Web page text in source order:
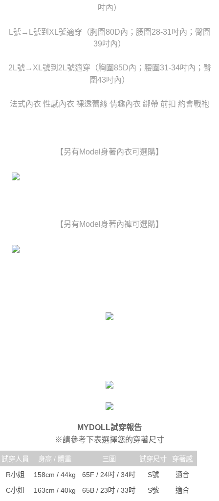
時審查核予不同之上限額度；若仍有額度不足之情形，本公司將視審查結果
恩沛科技股份有限公司將有權停止該用戶之使用額度並採取法律行動。
每筆NT$80，滿NT$6,000(含以上)免運費
貨到付款(新竹貨運)
吋內）
L號→L號到XL號適穿（胸圍80D內；腰圍28-31吋內；臀圍
39吋內）
2L號→XL號到2L號適穿（胸圍85D內；腰圍31-34吋內；臀
圍43吋內）
法式內衣 性感內衣 裸透蕾絲 情趣內衣 綁帶 前扣 約會戰袍
【另有Model身著內衣可選購】
【另有Model身著內褲可選購】
MYDOLL試穿報告
※請參考下表選擇您的穿著尺寸
試穿人員 身高 / 體重 三圍 試穿尺寸
穿著感
R小姐
158cm / 44kg 65F / 24吋 / 34吋 S號
適合
C小姐
163cm / 40kg 65B / 23吋 / 33吋 S號
適合